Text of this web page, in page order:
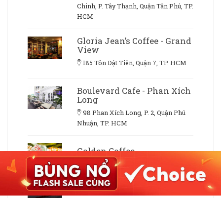
Chinh, P. Tây Thạnh, Quận Tân Phú, TP.
HCM
Gloria Jean’s Coffee - Grand
View
185 Tôn Dật Tiên, Quận 7, TP. HCM
Boulevard Cafe - Phan Xích
Long
98 Phan Xích Long, P. 2, Quận Phú
Nhuận, TP. HCM
Golden Coffee
CV Phần Mềm Quang Trung, Tô Ký,
Quận 12, TP. HCM